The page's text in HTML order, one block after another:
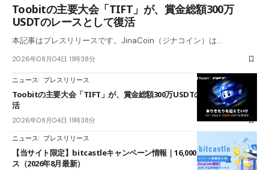
Toobitの主要大会「TIFT」が、賞金総額300万
USDTのレースとして復活
本記事はプレスリリースです。JinaCoin（ジナコイン）は…
2026年08月04日 11時38分
ニュース プレスリリース
Toobitの主要大会「TIFT」が、賞金総額300万USDTのレースとして復
活
2026年08月04日 11時38分
ニュース プレスリリース
【当サイト限定】bitcastleキャンペーン情報｜16,000円口座開設ボーナ
ス（2026年8月最新）